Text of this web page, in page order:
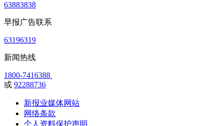
63883838
早报广告联系
63196319
新闻热线
1800-7416388
或 92288736
新报业媒体网站
网络条款
个人资料保护声明